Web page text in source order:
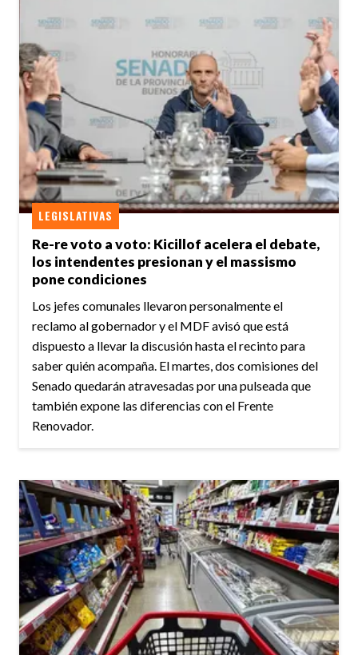
Re-re voto a voto: Kicillof acelera el debate,
los intendentes presionan y el massismo
pone condiciones
LEGISLATIVAS
Los jefes comunales llevaron personalmente el
reclamo al gobernador y el MDF avisó que está
dispuesto a llevar la discusión hasta el recinto para
saber quién acompaña. El martes, dos comisiones del
Senado quedarán atravesadas por una pulseada que
también expone las diferencias con el Frente
Renovador.